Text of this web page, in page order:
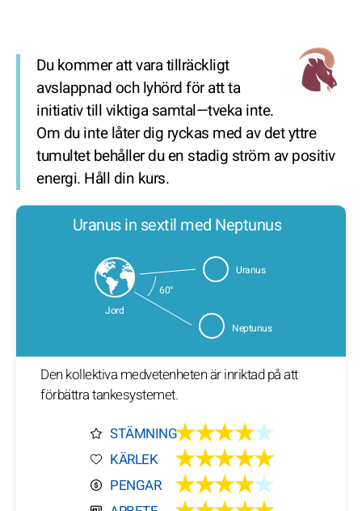
Du kommer att vara tillräckligt
avslappnad och lyhörd för att ta
initiativ till viktiga samtal—tveka inte.
Om du inte låter dig ryckas med av det yttre
tumultet behåller du en stadig ström av positiv
energi. Håll din kurs.
Uranus in sextil med Neptunus
Jord
Uranus
Neptunus
60°
Den kollektiva medvetenheten är inriktad på att
förbättra tankesystemet.
STÄMNING★★★★★
KÄRLEK ★★★★★
PENGAR ★★★★★